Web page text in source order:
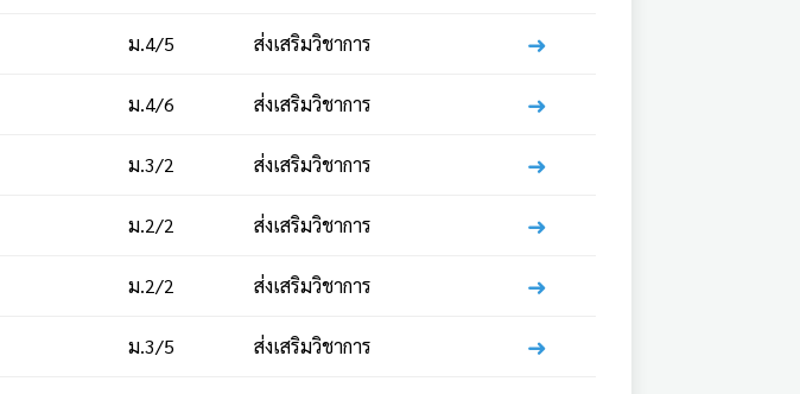
ม.4/5 ส่งเสริมวิชาการ ➜
ม.4/6 ส่งเสริมวิชาการ ➜
ม.3/2 ส่งเสริมวิชาการ ➜
ม.2/2 ส่งเสริมวิชาการ ➜
ม.2/2 ส่งเสริมวิชาการ ➜
ม.3/5 ส่งเสริมวิชาการ ➜